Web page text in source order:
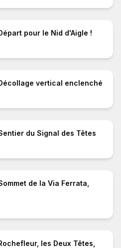
1:10
pour le Nid d'Aigle !
1:42
Décollage vertical enclenché
1:10
Sentier du Signal des Têtes
1:14
de la Via Ferrata,
1:15
les Deux Têtes,